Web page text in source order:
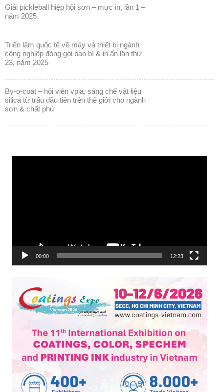
giải pickleball hiệp hội sơn – mực in, lần 1 –
năm 2025
triển lãm quốc tế về máy và thiết bị ngành
công nghiệp đóng gói bao bì & in ấn lần thứ
23, năm 2025
by-o-coat – hội viên vpia, sáng chế vật liệu
silica từ trấu đầu tiên trên thế giới cho ngành
sơn & chất phủ
00:00 12:23